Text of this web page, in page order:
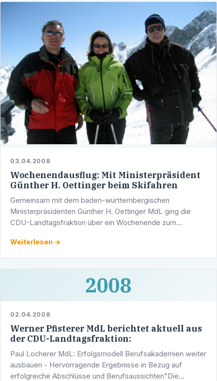
03.04.2008
Wochenendausflug: Mit Ministerpräsident
Günther H. Oettinger beim Skifahren
Gemeinsam mit dem baden-württembergischen
Ministerpräsidenten Günther H. Oettinger MdL ging die
CDU-Landtagsfraktion über ein Wochenende zum
Weiterlesen →
2008
02.04.2008
Werner Pfisterer MdL berichtet aktuell aus
der CDU-Landtagsfraktion:
Paul Locherer MdL: Erfolgsmodell Berufsakademien weiter
ausbauen - Hervorragende Ergebnisse in Bezug auf
erfolgreiche Abschlüsse und Berufsaussichten"Die